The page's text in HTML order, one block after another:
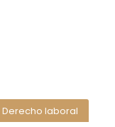
Derecho laboral